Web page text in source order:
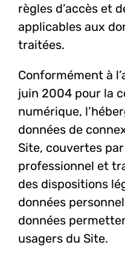
règles d’accès et
applicables aux
traitées.
Conformément à
juin 2004 pour la
numérique,
données de
Site, couvertes
professionnel et
des dispositions
données
données
usagers du Site.